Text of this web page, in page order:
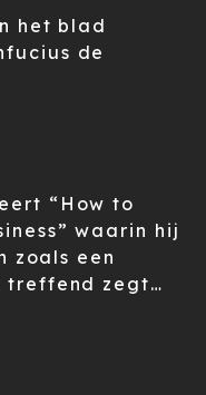
het blad
de
“How to
waarin hij
zoals een
treffend zegt…